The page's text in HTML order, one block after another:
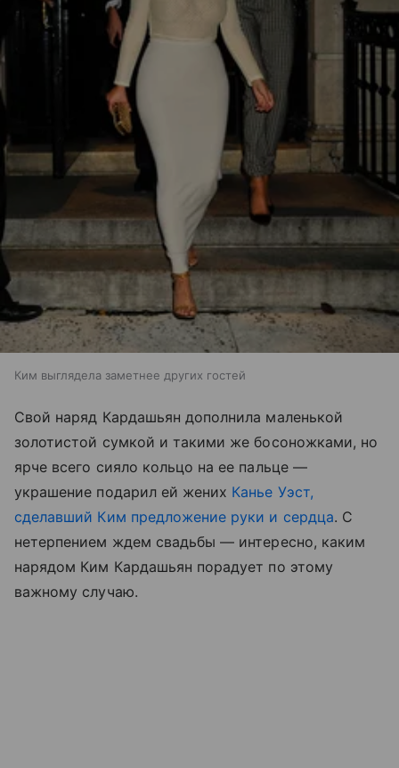
Ким выглядела заметнее других гостей
Свой наряд Кардашьян дополнила маленькой
золотистой сумкой и такими же босоножками, но
ярче всего сияло кольцо на ее пальце —
украшение подарил ей жених Канье Уэст,
сделавший Ким предложение руки и сердца. С
нетерпением ждем свадьбы — интересно, каким
нарядом Ким Кардашьян порадует по этому
важному случаю.